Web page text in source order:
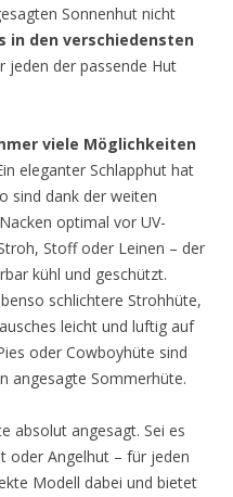
Sonnenhut nicht
in den verschiedensten
jeden der passende Hut
viele Möglichkeiten
eleganter Schlapphut hat
sind dank der weiten
optimal vor UV-
Stoff oder Leinen – der
kühl und geschützt.
schlichtere Strohhüte,
leicht und luftig auf
oder Cowboyhüte sind
angesagte Sommerhüte.
absolut angesagt. Sei es
oder Angelhut – für jeden
Modell dabei und bietet